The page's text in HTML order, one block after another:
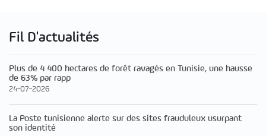
Fil D'actualités
Plus de 4 400 hectares de forêt ravagés en Tunisie, une hausse
de 63% par rapp
24-07-2026
La Poste tunisienne alerte sur des sites frauduleux usurpant
son identité